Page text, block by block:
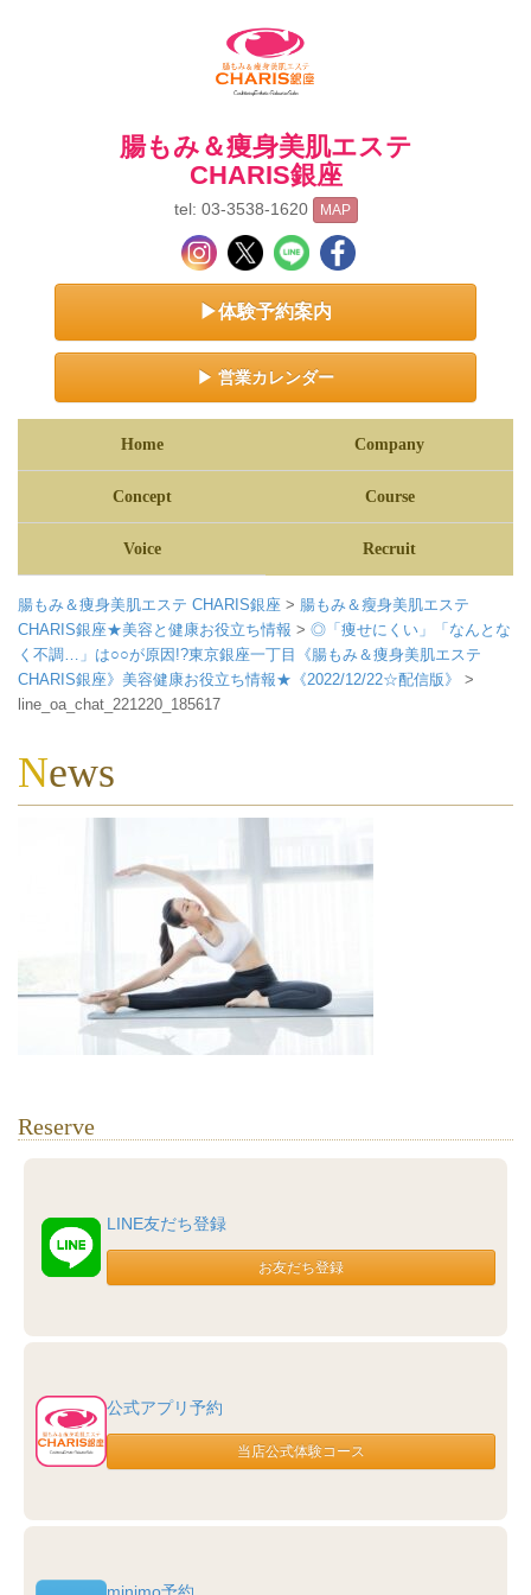
腸もみ＆痩身美肌エステ
CHARIS銀座
tel: 03-3538-1620 MAP
▶体験予約案内
▶ 営業カレンダー
Home Company
Concept Course
Voice Recruit
腸もみ＆痩身美肌エステ CHARIS銀座 > 腸もみ＆瘦身美肌エステ
CHARIS銀座★美容と健康お役立ち情報 > ◎「痩せにくい」「なんとな
く不調…」は○○が原因!?東京銀座一丁目《腸もみ＆痩身美肌エステ
CHARIS銀座》美容健康お役立ち情報★《2022/12/22☆配信版》
>
line_oa_chat_221220_185617
News
Reserve
LINE友だち登録
公式アプリ予約
minimo予約